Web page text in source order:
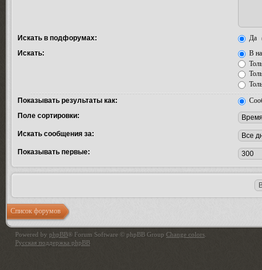
Искать в подфорумах:
Да
Искать:
В
Показывать результаты как:
Поле сортировки:
Искать сообщения за:
Показывать первые:
Список форумов
Powered by phpBB® Forum Software © phpBB Group Change colors
Русская поддержка phpBB